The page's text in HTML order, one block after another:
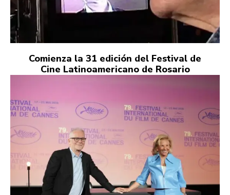
Comienza la 31 edición del Festival de
Cine Latinoamericano de Rosario